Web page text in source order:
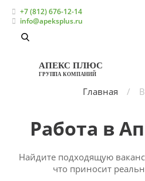
+7 (812) 676-12-14
info@apeksplus.ru
АПЕКС ПЛЮС
ГРУППА КОМПАНИЙ
Главная
Работа в
Найдите подходящую
что приносит